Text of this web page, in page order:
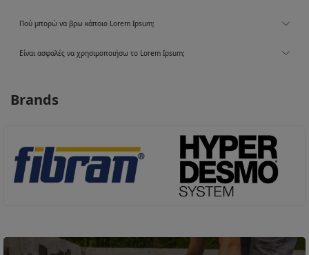
Πού μπορώ να βρω κάποιο Lorem Ipsum;
Είναι ασφαλές να χρησιμοποιήσω το Lorem Ipsum;
Brands